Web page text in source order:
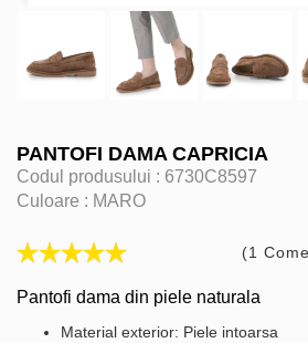
PANTOFI DAMA CAPRICIA
Codul produsului : 6730C8597
Culoare : MARO
(1
Pantofi dama din piele naturala
Material exterior: Piele intoarsa